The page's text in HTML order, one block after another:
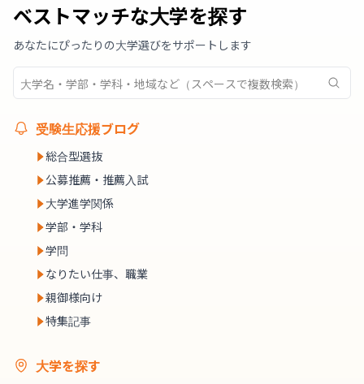
ベストマッチな大学を探す
あなたにぴったりの大学選びをサポートします
受験生応援ブログ
総合型選抜
公募推薦・推薦入試
大学進学関係
学部・学科
学問
なりたい仕事、職業
親御様向け
特集記事
大学を探す